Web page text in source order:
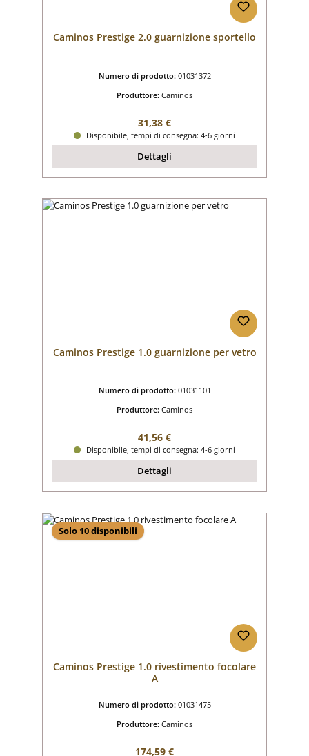
Caminos Prestige 2.0 guarnizione sportello
Numero di prodotto: 01031372
Produttore: Caminos
Prezzo normale:
31,38 €
Disponibile, tempi di consegna: 4-6 giorni
Dettagli
Caminos Prestige 1.0 guarnizione per vetro
Numero di prodotto: 01031101
Produttore: Caminos
Prezzo normale:
41,56 €
Disponibile, tempi di consegna: 4-6 giorni
Dettagli
Solo 10 disponibili
Caminos Prestige 1.0 rivestimento focolare
A
Numero di prodotto: 01031475
Produttore: Caminos
Prezzo normale:
174,59 €